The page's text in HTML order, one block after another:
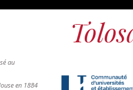
au
en 1884